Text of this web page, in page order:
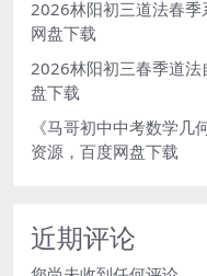
2026林阳初三道法春
网盘下载
2026林阳初三春季道法
盘下载
《马哥初中中考数学
资源，百度网盘下载
近期评论